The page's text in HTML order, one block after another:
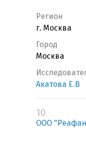
Регион
г. Москва
Город
Москва
Акатова Е.В
10
ООО